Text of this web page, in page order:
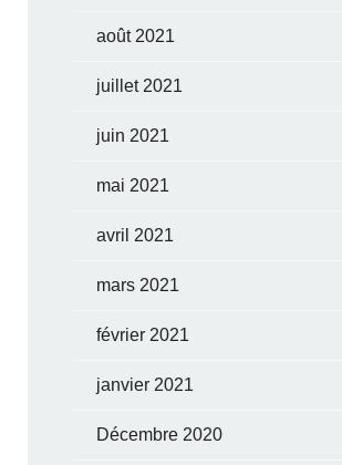
août 2021
juillet 2021
juin 2021
mai 2021
avril 2021
mars 2021
février 2021
janvier 2021
Décembre 2020